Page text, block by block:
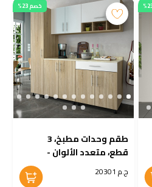
خصم 23%
طقم وحدات مطبخ، 3
قطع، متعدد الألوان -
KM-EG38-186ج.م 20301